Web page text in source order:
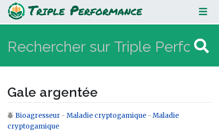
Gale argentée
Gale argentée
Aller à :navigation,rechercher
Bioagresseur - Maladie cryptogamique - Maladie
cryptogamique